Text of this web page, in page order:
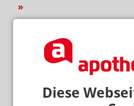
Diese
Rente, Pflege, Wahlen:
46 MINUTEN EXTRA
Lieferengpässe: Ärzte am